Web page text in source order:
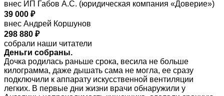
внес ИП Габов А.С. (юридическая компания «Доверие»)
39 000 ₽
внес Андрей Коршунов
298 880 ₽
собрали наши читатели
Деньги собраны.
Дочка родилась раньше срока, весила не больше
килограмма, даже дышать сама не могла, ее сразу
подключили к аппарату искусственной вентиляции
легких. В первые дни жизни врачи обнаружили у